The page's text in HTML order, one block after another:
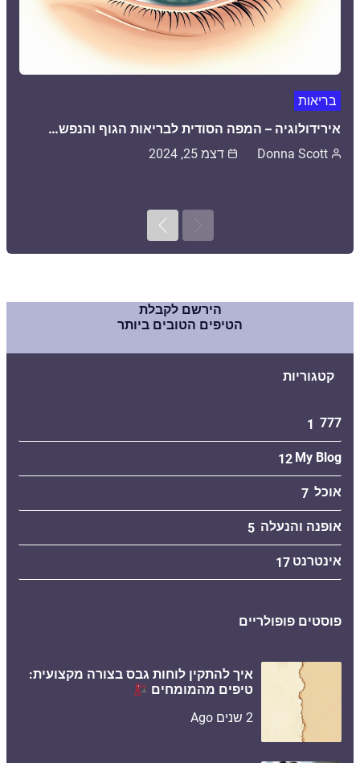
בריאות
אירידולוגיה – המפה הסודית לבריאות הגוף והנפש…
Donna Scott דצמ 25, 2024
Previous
Next
הירשם לקבלת
הטיפים הטובים ביותר
קטגוריות
777
1
My Blog
12
אוכל 7
אופנה והנעלה 5
אינטרנט 17
פוסטים פופולריים
איך להתקין לוחות גבס בצורה מקצועית:
טיפים מהמומחים
2 שנים Ago